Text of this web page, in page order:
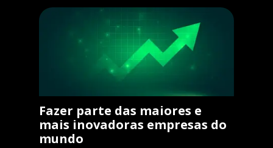
Fazer parte das maiores e
mais inovadoras empresas do
mundo